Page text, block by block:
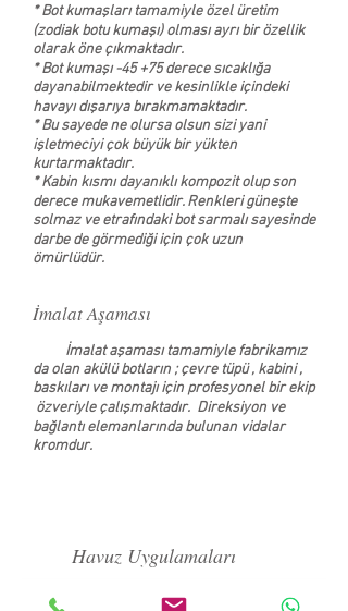
* Bot kumaşları tamamiyle özel üretim
(zodiak botu kumaşı) olması ayrı bir özellik
olarak öne çıkmaktadır.
* Bot kumaşı -45 +75 derece sıcaklığa
dayanabilmektedir ve kesinlikle içindeki
havayı dışarıya bırakmamaktadır.
* Bu sayede ne olursa olsun sizi yani
işletmeciyi çok büyük bir yükten
kurtarmaktadır.
* Kabin kısmı dayanıklı kompozit olup son
derece mukavemetlidir. Renkleri güneşte
solmaz ve etrafındaki bot sarmalı sayesinde
darbe de görmediği için çok uzun
ömürlüdür.
İmalat Aşaması
İmalat aşaması tamamiyle fabrikamız
da olan akülü botların ; çevre tüpü , kabini ,
baskıları ve montajı için profesyonel bir ekip
özveriyle çalışmaktadır. Direksiyon ve
bağlantı elemanlarında bulunan vidalar
kromdur.
Havuz Uygulamaları